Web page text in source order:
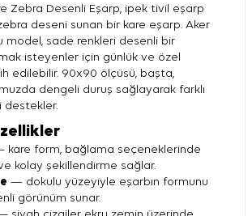
Zebra Desenli Eşarp, ipek tivil eşarp
deseni sunan bir kare eşarp. Aker
model, sade renkleri desenli bir
isteyenler için günlük ve özel
edilebilir. 90x90 ölçüsü, başta,
dengeli duruş sağlayarak farklı
destekler.
kare form, bağlama seçeneklerinde
kolay şekillendirme sağlar.
— dokulu yüzeyiyle eşarbın formunu
görünüm sunar.